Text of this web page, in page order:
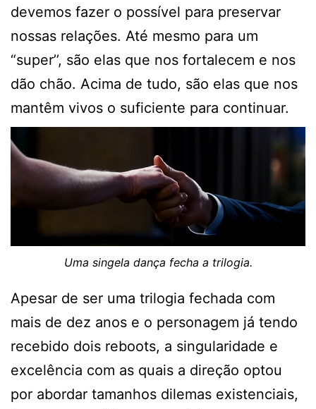
devemos fazer o possível para preservar
nossas relações. Até mesmo para um
“super’’, são elas que nos fortalecem e nos
dão chão. Acima de tudo, são elas que nos
mantêm vivos o suficiente para continuar.
Uma singela dança fecha a trilogia.
Apesar de ser uma trilogia fechada com
mais de dez anos e o personagem já tendo
recebido dois reboots, a singularidade e
excelência com as quais a direção optou
por abordar tamanhos dilemas existenciais,